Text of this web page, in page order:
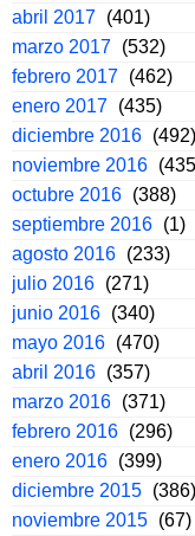
abril 2017 (401)
marzo 2017 (532)
febrero 2017 (462)
enero 2017 (435)
diciembre 2016 (492)
noviembre 2016
octubre 2016 (388)
septiembre 2016 (1)
agosto 2016 (233)
julio 2016 (271)
junio 2016 (340)
mayo 2016 (470)
abril 2016 (357)
marzo 2016 (371)
febrero 2016 (296)
enero 2016 (399)
diciembre 2015 (386)
noviembre 2015 (67)